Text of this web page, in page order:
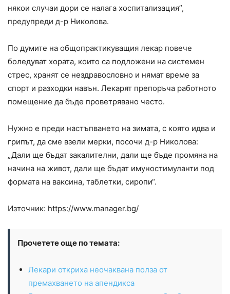
някои случаи дори се налага хоспитализация”,
предупреди д-р Николова.
По думите на общопрактикуващия лекар повече
боледуват хората, които са подложени на системен
стрес, хранят се нездравословно и нямат време за
спорт и разходки навън. Лекарят препоръча работното
помещение да бъде проветрявано често.
Нужно е преди настъпването на зимата, с която идва и
грипът, да сме взели мерки, посочи д-р Николова:
„Дали ще бъдат закалителни, дали ще бъде промяна на
начина на живот, дали ще бъдат имуностимуланти под
формата на ваксина, таблетки, сиропи“.
Източник: https://www.manager.bg/
Прочетете още по темата:
Лекари откриха неочаквана полза от
премахването на апендикса